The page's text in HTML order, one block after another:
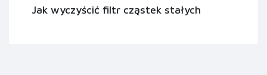
Jak wyczyścić filtr cząstek stałych